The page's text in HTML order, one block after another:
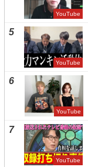
YouTube
5
YouTube
6
YouTube
7
YouTube